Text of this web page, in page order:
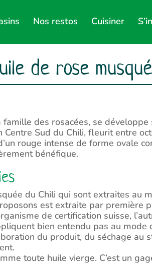
Nos restos Cuisiner
de rose
des rosacées, se
Sud du Chili, fleurit entre
rouge intense de forme ovale
bénéfique.
du Chili qui sont extraites au
est extraite par première
de certification suisse,
bien entendu pas au
du produit, du séchage au
toute huile vierge. C’est un